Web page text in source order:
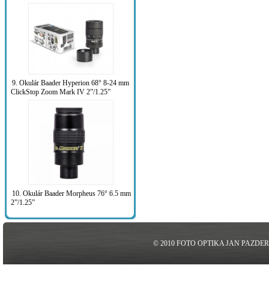
9. Okulár Baader Hyperion 68° 8-24 mm
ClickStop Zoom Mark IV 2”/1.25”
10. Okulár Baader Morpheus 76° 6.5 mm
2”/1.25”
© 2010 FOTO OPTIKA JAN